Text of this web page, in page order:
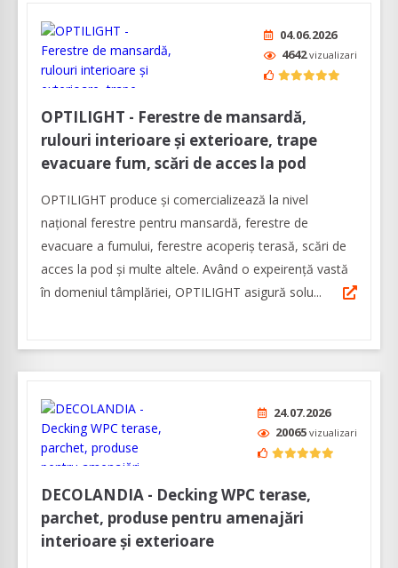
04.06.2026
4642vizualizari
OPTILIGHT - Ferestre de mansardă,
rulouri interioare și exterioare, trape
evacuare fum, scări de acces la pod
OPTILIGHT produce şi comercializează la nivel
naţional ferestre pentru mansardă, ferestre de
evacuare a fumului, ferestre acoperiş terasă, scări de
acces la pod și multe altele. Având o expeirenţă vastă
în domeniul tâmplăriei, OPTILIGHT asigură solu...
24.07.2026
20065 vizualizari
DECOLANDIA - Decking WPC terase,
parchet, produse pentru amenajări
interioare și exterioare